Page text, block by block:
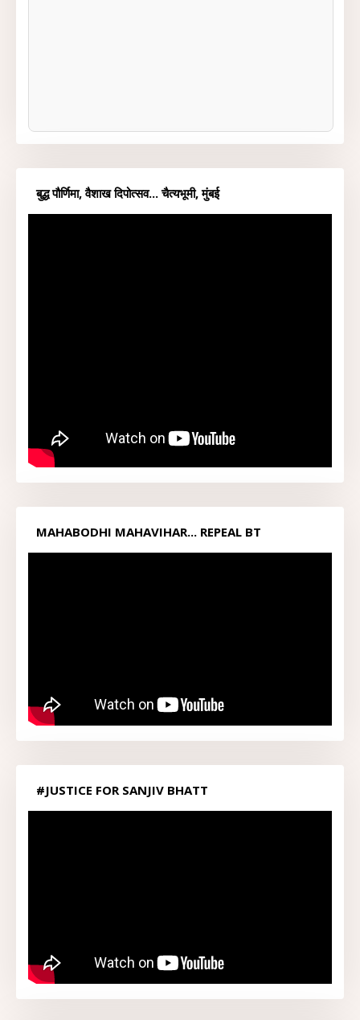
बुद्ध पौर्णिमा, वैशाख दिपोत्सव... चैत्यभूमी, मुंबई
MAHABODHI MAHAVIHAR... REPEAL BT
ACT1949...
#JUSTICE FOR SANJIV BHATT